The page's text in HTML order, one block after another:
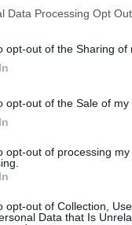
Data Processing Opt
opt-out of the Sharing of
opt-out of the Sale of my
opt-out of processing
opt-out of Collection,
Data that Is
Codeína. Por
causar
o nome de
em expansão
heroína”, deu
desta célula
acompanhando os
Setúbal”.
foram